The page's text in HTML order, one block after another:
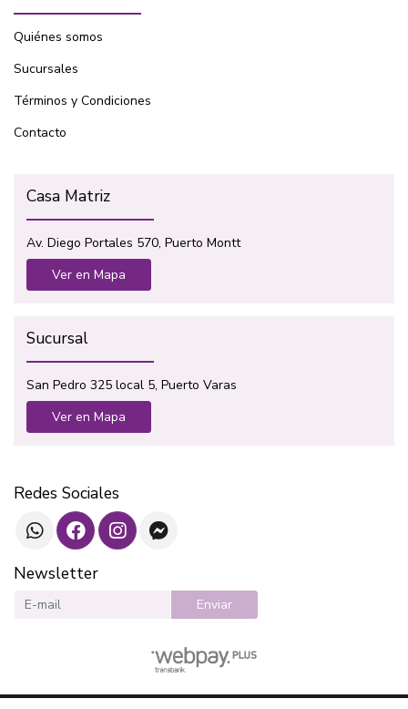
Quiénes somos
Sucursales
Términos y Condiciones
Contacto
Casa Matriz
Av. Diego Portales 570, Puerto Montt
Ver en Mapa
Sucursal
San Pedro 325 local 5, Puerto Varas
Ver en Mapa
Redes Sociales
Newsletter
Enviar